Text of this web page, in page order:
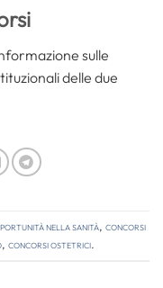
sulle
delle due
nella sanità, Concorsi
, concorsi ostetrici.